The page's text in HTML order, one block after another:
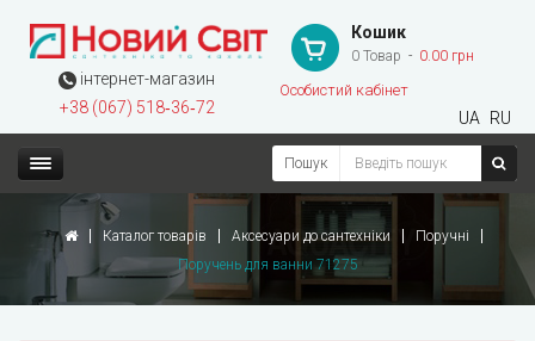
інтернет-магазин
+38 (067) 518‑36‑72
Кошик
0 Товар 0.00 грн
Особистий кабінет
UA RU
Пошук
Каталог товарів Аксесуари до сантехніки
Поручні
Поручень для ванни 71275